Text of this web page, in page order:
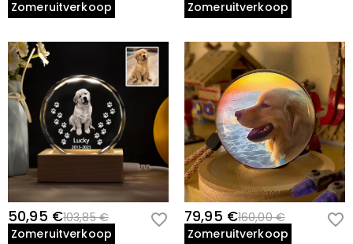
Zomeruitverkoop
Zomeruitverkoop
50,95 €103,85 €
Zomeruitverkoop
79,95 €160,00 €
Zomeruitverkoop